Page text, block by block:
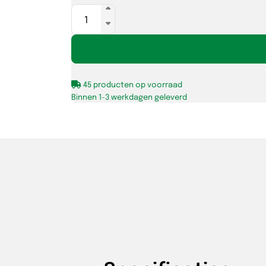
Inbouwspot
CB39-
7
vierkant
4V
MR16
45 producten op voorraad
Binnen 1-3 werkdagen geleverd